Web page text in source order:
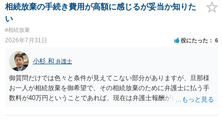
してください。 質問２について 請求棄却を求める答弁書を提出すれ
ば、第１回期日は出席する必要がありません。その日は差支え（用事
はないので、ｍｉｎｔｓでの提出の必要は無いと思います。郵送（期
限までに届けばよい）で十分です。 詳細は、書面記載の裁判所書記官
にお問い合わせください。 以上、ご参考まで。
相続放棄の手続き費用が高額に感じるが妥当か知りた
い
#相続放棄
2026年7月31日 役にたった 6
小杉 和 弁護士
御質問だけでは色々と条件が見えてこない部分がありますが、旦那様
お一人が相続放棄を御希望で、その相続放棄のために弁護士に払う手
数料が40万円ということであれば、現在は弁護士報酬が自由化されて
です。 ただ、弁護士に払う手数料とは別に戸籍の用意に一定の実費が